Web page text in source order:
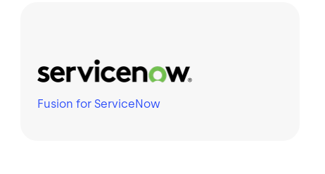
Fusion for ServiceNow